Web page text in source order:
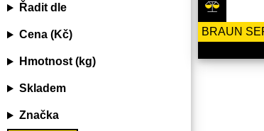
Řadit dle
Cena (Kč)
Hmotnost (kg)
Skladem
Značka